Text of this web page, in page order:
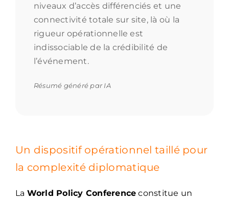
niveaux d’accès différenciés et une
connectivité totale sur site, là où la
rigueur opérationnelle est
indissociable de la crédibilité de
l’événement.
Résumé généré par IA
Un dispositif opérationnel taillé pour
la complexité diplomatique
La World Policy Conference constitue un